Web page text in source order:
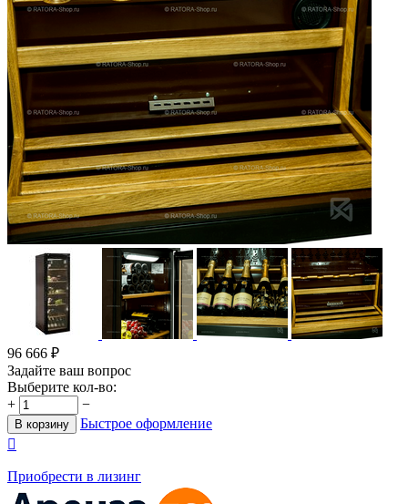
96 666 ₽
Задайте ваш вопрос
Выберите кол-во:
+
−
В корзину
Быстрое оформление

Приобрести в лизинг